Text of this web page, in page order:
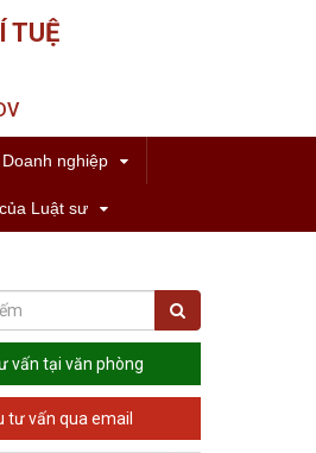
TUỆ
Doanh nghiệp
Luật sư
vấn tại văn phòng
tư vấn qua email